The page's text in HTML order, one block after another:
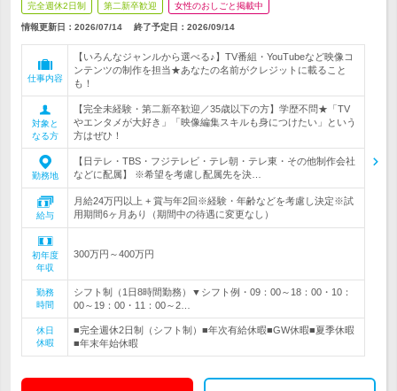
完全週休2日制 第二新卒歓迎 女性のおしごと掲載中
情報更新日：2026/07/14 終了予定日： 2026/09/14
仕事内容
【いろんなジャンルから選べる♪】TV番組・YouTubeなど映像コ
ンテンツの制作を担当★あなたの名前がクレジットに載ること
も！
対象と
なる方
【完全未経験・第二新卒歓迎／35歳以下の方】学歴不問★「TV
やエンタメが大好き」「映像編集スキルも身につけたい」という
方はぜひ！
勤務地
【日テレ・TBS・フジテレビ・テレ朝・テレ東・その他制作会社
などに配属】 ※希望を考慮し配属先を決…
給与
月給24万円以上 + 賞与年2回※経験・年齢などを考慮し決定※試
用期間6ヶ月あり（期間中の待遇に変更なし）
初年度
年収
300万円～400万円
勤務
時間
シフト制（1日8時間勤務）▼シフト例・09：00～18：00・10：
00～19：00・11：00～2…
休日
休暇
■完全週休2日制（シフト制）■年次有給休暇■GW休暇■夏季休暇
■年末年始休暇